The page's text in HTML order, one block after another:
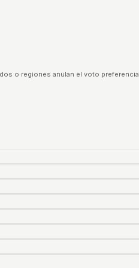
o regiones anulan el voto